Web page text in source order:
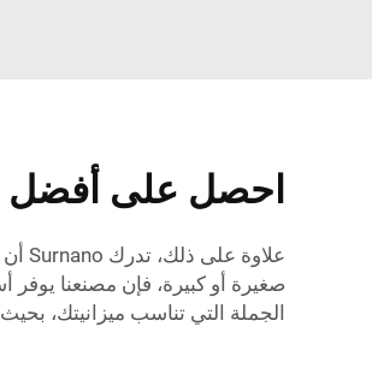
احصل على أفضل
علاوة على ذلك، تدرك Surnano أن عملاء الجملة يحتاجون إلى أفضل سعر ممكن، ولذلك نسعى جاهدين لتحقيق أدنى
الجملة التي تناسب ميزانيتك،